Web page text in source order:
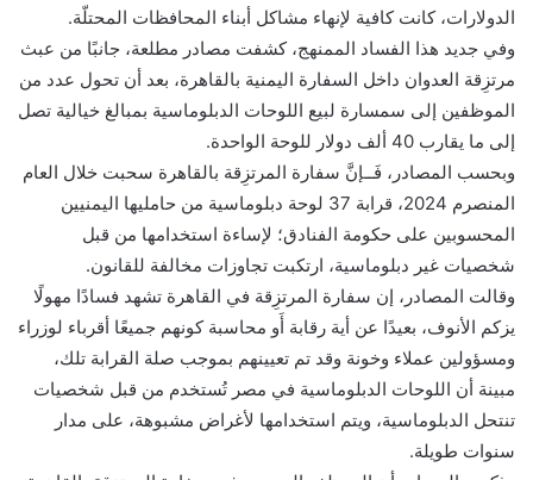
الدولارات، كانت كافية لإنهاء مشاكل أبناء المحافظات المحتلّة.
وفي جديد هذا الفساد الممنهج، كشفت مصادر مطلعة، جانبًا من عبث
مرتزِقة العدوان داخل السفارة اليمنية بالقاهرة، بعد أن تحول عدد من
الموظفين إلى سمسارة لبيع اللوحات الدبلوماسية بمبالغ خيالية تصل
إلى ما يقارب 40 ألف دولار للوحة الواحدة.
وبحسب المصادر، فَــإنَّ سفارة المرتزِقة بالقاهرة سحبت خلال العام
المنصرم 2024، قرابة 37 لوحة دبلوماسية من حامليها اليمنيين
المحسوبين على حكومة الفنادق؛ لإساءة استخدامها من قبل
شخصيات غير دبلوماسية، ارتكبت تجاوزات مخالفة للقانون.
وقالت المصادر، إن سفارة المرتزِقة في القاهرة تشهد فسادًا مهولًا
يزكم الأنوف، بعيدًا عن أية رقابة أَو محاسبة كونهم جميعًا أقرباء لوزراء
ومسؤولين عملاء وخونة وقد تم تعيينهم بموجب صلة القرابة تلك،
مبينة أن اللوحات الدبلوماسية في مصر تُستخدم من قبل شخصيات
تنتحل الدبلوماسية، ويتم استخدامها لأغراض مشبوهة، على مدار
سنوات طويلة.